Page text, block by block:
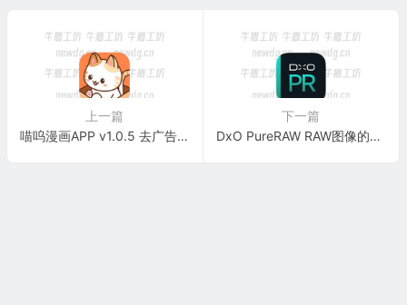
上一篇
喵呜漫画APP v1.0.5 去广告版 漫画追更神器
下一篇
DxO PureRAW RAW图像的AI净化引擎